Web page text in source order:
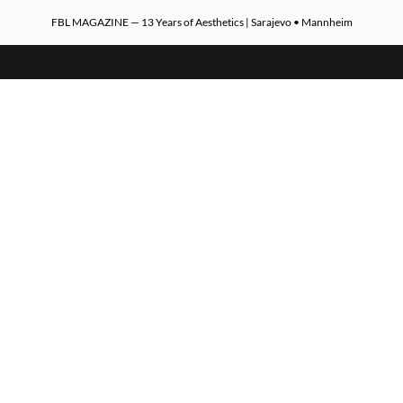
FBL MAGAZINE — 13 Years of Aesthetics | Sarajevo • Mannheim